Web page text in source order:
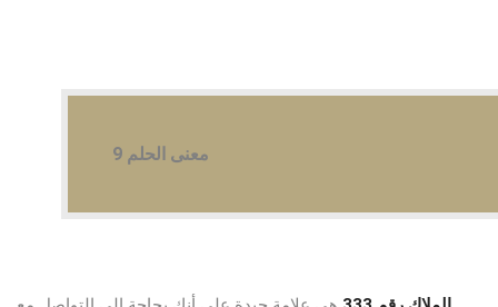
9 معنى الحلم